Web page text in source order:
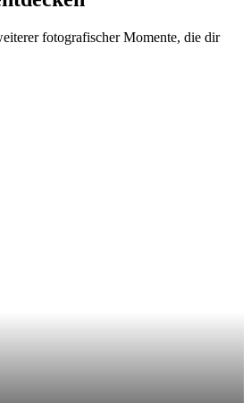
fotografischer Momente, die dir